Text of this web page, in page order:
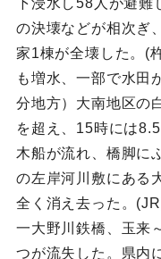
の決壊などが相次ぎ
家1棟が全壊した。(
も増水、一部で水田
分地方）大南地区の
を超え、15時には
木船が流れ、橋脚に
の左岸河川敷にある
全く消え去った。
一大野川鉄橋、玉来
つが流失した。県内